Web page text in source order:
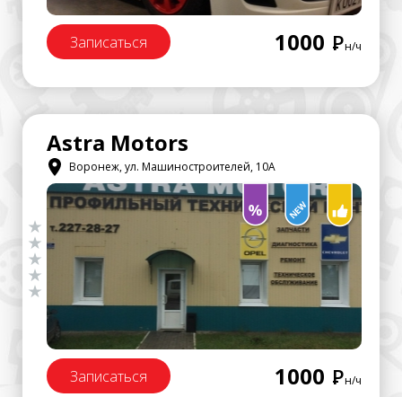
Записаться 1000 Рн/ч
Astra Motors
Воронеж, ул. Машиностроителей, 10А
Записаться 1000 Рн/ч